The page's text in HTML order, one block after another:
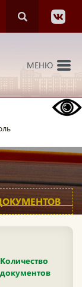
МЕНЮ
Количество
документов